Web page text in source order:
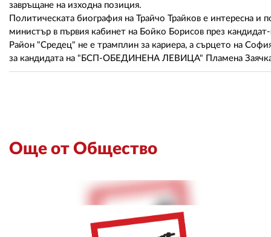
завръщане на изходна позиция.
Политическата биография на Трайчо Трайков е интересна
министър в първия кабинет на Бойко Борисов през
Район "Средец" не е трамплин за кариера, а сърцето на
за кандидата на "БСП-ОБЕДИНЕНА ЛЕВИЦА" Пламена
Още от Общество